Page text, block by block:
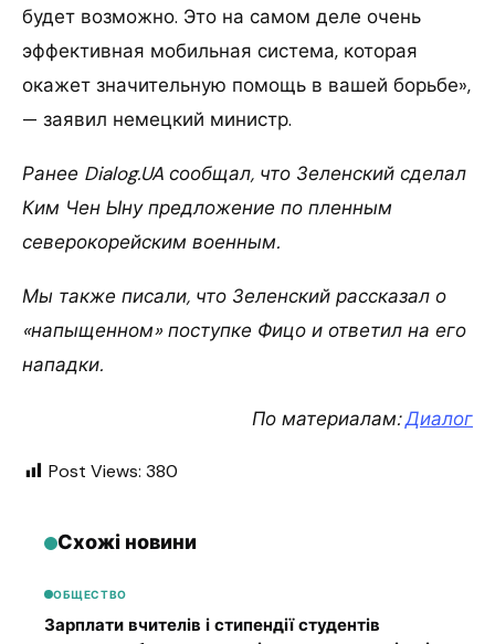
будет возможно. Это на самом деле очень
эффективная мобильная система, которая
окажет значительную помощь в вашей борьбе»,
— заявил немецкий министр.
Ранее Dialog.UA сообщал, что Зеленский сделал
Ким Чен Ыну предложение по пленным
северокорейским военным.
Мы также писали, что Зеленский рассказал о
«напыщенном» поступке Фицо и ответил на его
нападки.
По материалам:Диалог
Post Views: 380
Схожі новини
ОБЩЕСТВО
Зарплати вчителів і стипендії студентів